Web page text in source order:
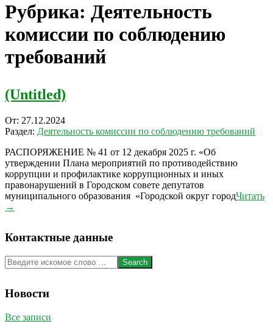
Рубрика: Деятельность
комиссии по соблюдению
требований
(Untitled)
2024-
12-
От: 27.12.2024
Раздел: Деятельность комиссии по соблюдению требований
РАСПОРЯЖЕНИЕ № 41 от 12 декабря 2025 г. «Об
утверждении Плана мероприятий по противодействию
коррупции и профилактике коррупционных и иных
правонарушений в Городском совете депутатов
муниципального образования «Городской округ городЧитать
→
Контактные данные
Search
Новости
Все записи